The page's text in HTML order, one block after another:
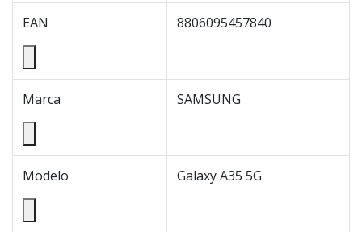
EAN 8806095457840
Marca SAMSUNG
Modelo Galaxy A35 5G